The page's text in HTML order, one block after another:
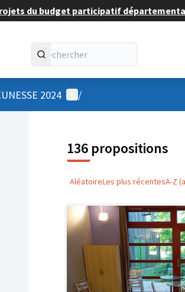
du budget participatif
2024 Menu utilisateur
/
136 propositions
AléatoireLes plus récentesA-Z